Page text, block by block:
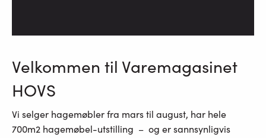
Velkommen til Varemagasinet
HOVS
Vi selger hagemøbler fra mars til august, har hele
700m2 hagemøbel-utstilling – og er sannsynligvis